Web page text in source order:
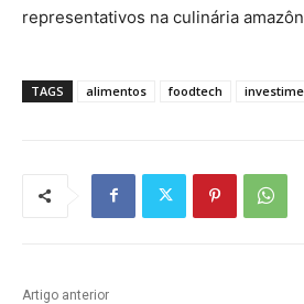
representativos na culinária
TAGS alimentos foodtech
Artigo anterior